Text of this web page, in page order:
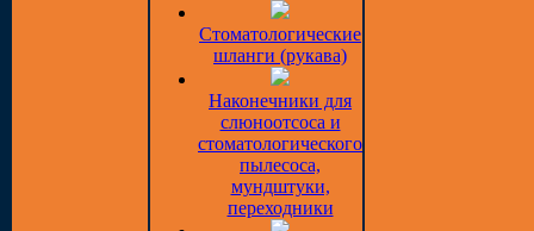
Стоматологические
шланги (рукава)
Наконечники для
слюноотсоса и
стоматологического
пылесоса,
мундштуки,
переходники